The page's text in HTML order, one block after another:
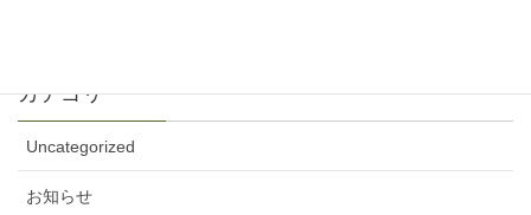
カテゴリー
Uncategorized
お知らせ